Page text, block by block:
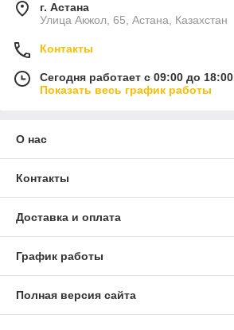
г. Астана
Улица Акжол, 65, Астана, Казахстан
Контакты
Сегодня работает с 09:00 до 18:00
Показать весь график работы
О нас
Контакты
Доставка и оплата
График работы
Полная версия сайта